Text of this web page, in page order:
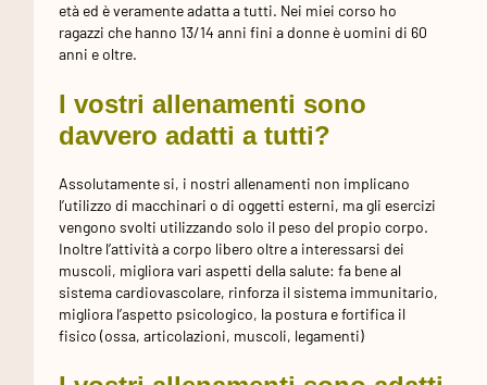
età ed è veramente adatta a tutti. Nei miei corso ho
ragazzi che hanno 13/14 anni fini a donne è uomini di 60
anni e oltre.
I vostri allenamenti sono
davvero adatti a tutti?
Assolutamente si, i nostri allenamenti non implicano
l’utilizzo di macchinari o di oggetti esterni, ma gli esercizi
vengono svolti utilizzando solo il peso del propio corpo.
Inoltre l’attività a corpo libero oltre a interessarsi dei
muscoli, migliora vari aspetti della salute: fa bene al
sistema cardiovascolare, rinforza il sistema immunitario,
migliora l’aspetto psicologico, la postura e fortifica il
fisico (ossa, articolazioni, muscoli, legamenti)